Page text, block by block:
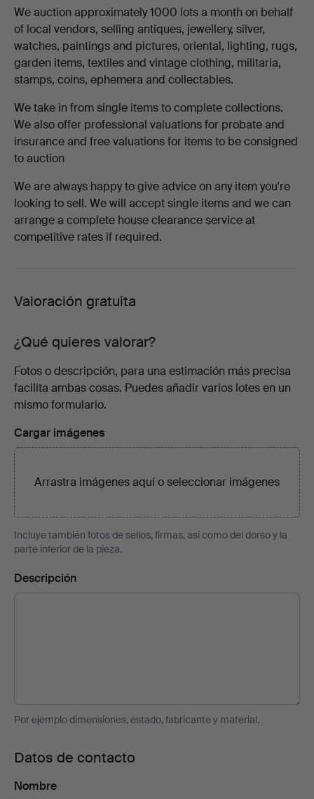
We auction approximately 1000 lots a month on behalf
of local vendors, selling antiques, jewellery, silver,
watches, paintings and pictures, oriental, lighting, rugs,
garden items, textiles and vintage clothing, militaria,
stamps, coins, ephemera and collectables.
We take in from single items to complete collections.
We also offer professional valuations for probate and
insurance and free valuations for items to be consigned
to auction
We are always happy to give advice on any item you're
looking to sell. We will accept single items and we can
arrange a complete house clearance service at
competitive rates if required.
Valoración gratuita
¿Qué quieres valorar?
Fotos o descripción, para una estimación más precisa
facilita ambas cosas. Puedes añadir varios lotes en un
mismo formulario.
Cargar imágenes
Arrastra imágenes aquí oseleccionar imágenes
Incluye también fotos de sellos, firmas, así como del dorso y la
parte inferior de la pieza.
Descripción
Por ejemplo dimensiones, estado, fabricante y material.
Datos de contacto
Nombre